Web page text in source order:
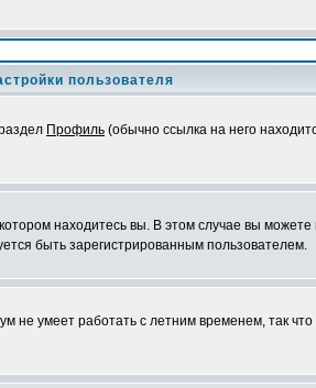
пользователя
Профиль (обычно ссылка на него
находитесь вы. В этом случае вы
быть зарегистрированным пользователем.
умеет работать с летним временем, так